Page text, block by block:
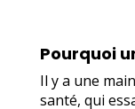
Pourquoi
Il y a une
santé, qui